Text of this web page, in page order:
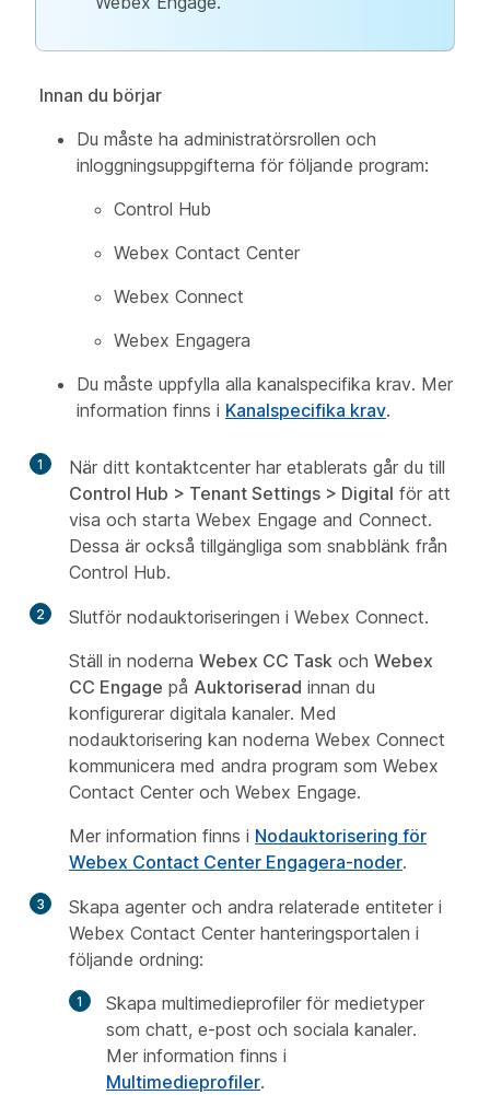
Innan du börjar
Du måste ha administratörsrollen och
inloggningsuppgifterna för följande program:
Control Hub
Webex Contact Center
Webex Connect
Webex Engagera
Du måste uppfylla alla kanalspecifika krav. Mer
information finns i Kanalspecifika krav.
1
När ditt kontaktcenter har etablerats går du till
Control Hub > Tenant Settings > Digital för att
visa och starta Webex Engage and Connect.
Dessa är också tillgängliga som snabblänk från
Control Hub.
2
Slutför nodauktoriseringen i Webex Connect.
Ställ in noderna Webex CC Task och Webex
CC Engage på Auktoriserad innan du
konfigurerar digitala kanaler. Med
nodauktorisering kan noderna Webex Connect
kommunicera med andra program som Webex
Contact Center och Webex Engage.
Mer information finns i Nodauktorisering för
Webex Contact Center Engagera-noder.
3
Skapa agenter och andra relaterade entiteter i
Webex Contact Center hanteringsportalen i
följande ordning:
Skapa multimedieprofiler för medietyper
som chatt, e-post och sociala kanaler.
Mer information finns i
Multimedieprofiler.